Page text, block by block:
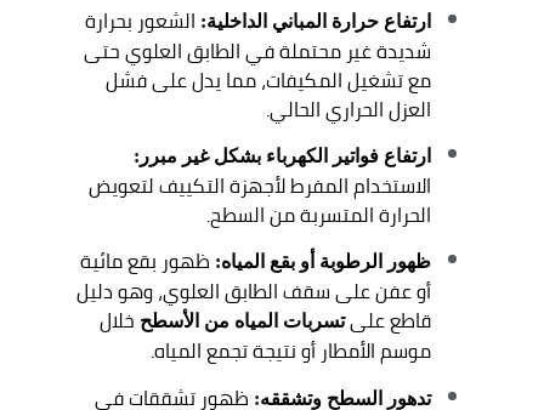
ارتفاع حرارة المباني الداخلية: الشعور بحرارة
شديدة غير محتملة في الطابق العلوي حتى
مع تشغيل المكيفات، مما يدل على فشل
العزل الحراري الحالي.
ارتفاع فواتير الكهرباء بشكل غير مبرر:
الاستخدام المفرط لأجهزة التكييف لتعويض
الحرارة المتسربة من السطح.
ظهور الرطوبة أو بقع المياه: ظهور بقع مائية
أو عفن على سقف الطابق العلوي، وهو دليل
قاطع علىتسربات المياه من الأسطح خلال
موسم الأمطار أو نتيجة تجمع المياه.
تدهور السطح وتشققه: ظهور تشققات في